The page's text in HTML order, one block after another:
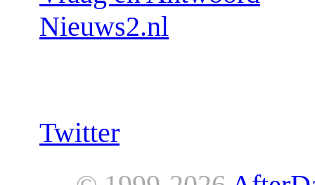
Nieuws2.nl
Twitter